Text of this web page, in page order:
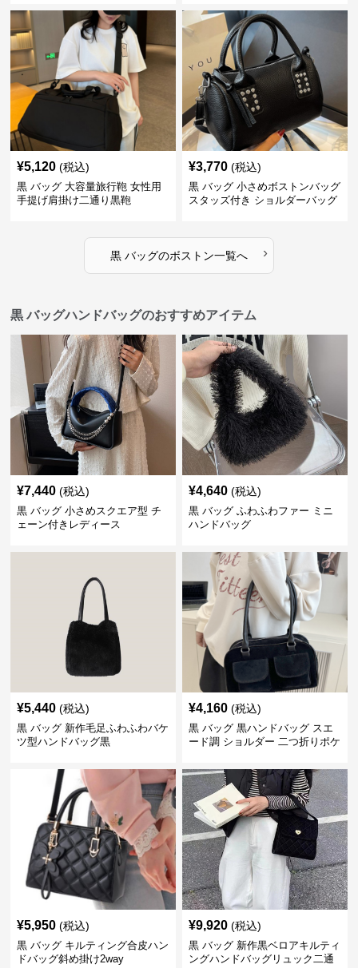
¥5,120 (税込)
黒 バッグ 大容量旅行鞄 女性用
手提げ肩掛け二通り黒鞄
¥3,770 (税込)
黒 バッグ 小さめボストンバッグ
スタッズ付き ショルダーバッグ
黒 バッグのボストン一覧へ ›
黒 バッグハンドバッグのおすすめアイテム
¥7,440 (税込)
黒 バッグ 小さめスクエア型 チ
ェーン付きレディース
¥4,640 (税込)
黒 バッグ ふわふわファー ミニ
ハンドバッグ
¥5,440 (税込)
黒 バッグ 新作毛足ふわふわバケ
ツ型ハンドバッグ黒
¥4,160 (税込)
黒 バッグ 黒ハンドバッグ スエ
ード調 ショルダー 二つ折りポケ
¥5,950 (税込)
黒 バッグ キルティング合皮ハン
ドバッグ斜め掛け2way
¥9,920 (税込)
黒 バッグ 新作黒ベロアキルティ
ングハンドバッグリュック二通